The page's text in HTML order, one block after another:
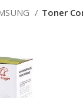
Toner